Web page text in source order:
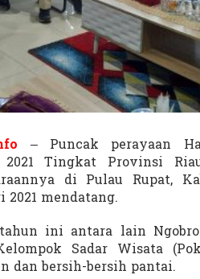
u
T
m
1
0
a
t
a
– Puncak perayaan
Tingkat Provinsi
di Pulau Rupat,
2021 mendatang.
ini antara lain
Sadar Wisata
dan bersih-bersih pantai.